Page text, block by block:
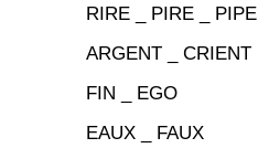
RIRE _ PIRE _ PIPE
ARGENT _ CRIENT
FIN _ EGO
EAUX _ FAUX